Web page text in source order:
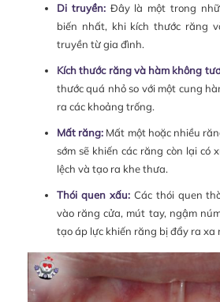
Di truyền:Đây là một trong
biến nhất, khi kích thước răng
truyền từ gia đình.
Kích thước răng và hàm không
thước quá nhỏ so với một cung
ra các khoảng trống.
Mất răng: Mất một hoặc nhiều
sớm sẽ khiến các răng còn lại có
lệch và tạo ra khe thưa.
Thói quen xấu:Các thói quen
vào răng cửa, mút tay, ngậm
tạo áp lực khiến răng bị đẩy ra xa